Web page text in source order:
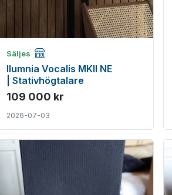
Säljes Företagsannons
Ilumnia Vocalis MKII NE
| Stativhögtalare
109 000 kr
2026-07-03